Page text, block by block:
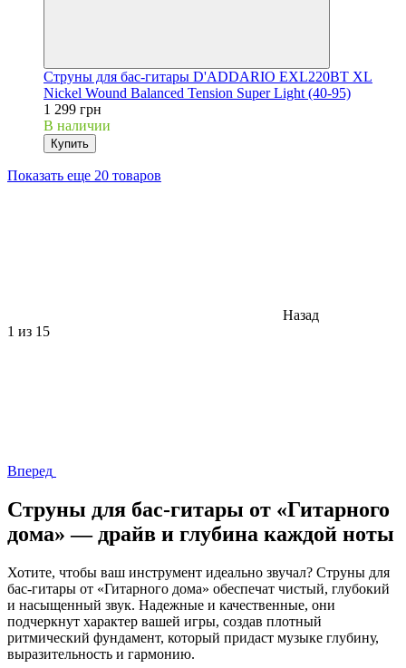
Струны для бас-гитары D'ADDARIO EXL220BT XL
Nickel Wound Balanced Tension Super Light (40-95)
1 299 грн
В наличии
Купить
Показать еще 20 товаров
Назад
1 из 15
Вперед
Струны для бас-гитары от «Гитарного
дома» — драйв и глубина каждой ноты
Хотите, чтобы ваш инструмент идеально звучал? Струны для
бас-гитары от «Гитарного дома» обеспечат чистый, глубокий
и насыщенный звук. Надежные и качественные, они
подчеркнут характер вашей игры, создав плотный
ритмический фундамент, который придаст музыке глубину,
выразительность и гармонию.